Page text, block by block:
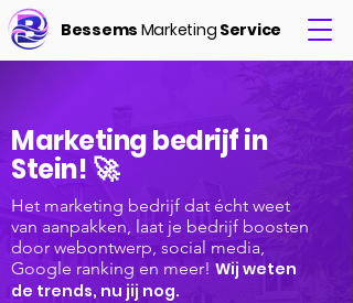
Bessems Marketing Service
Marketing bedrijf in
Stein! 🚀
Het marketing bedrijf dat écht weet
van aanpakken, laat je bedrijf boosten
door webontwerp, social media,
Google ranking en meer! Wij weten
de trends, nu jij nog.